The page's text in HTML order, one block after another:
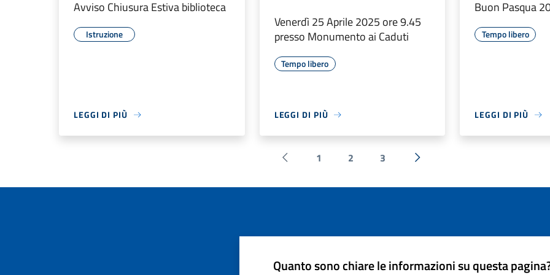
Avviso Chiusura Estiva biblioteca
Istruzione
LEGGI DI PIÙ
Venerdì 25 Aprile 2025 ore 9.45
presso Monumento ai Caduti
Tempo libero
LEGGI DI PIÙ
Buon Pasqua
Tempo libero
LEGGI DI PIÙ
Pagina precedente
1 2 3
Successiva »
Quanto sono chiare le informazioni su questa